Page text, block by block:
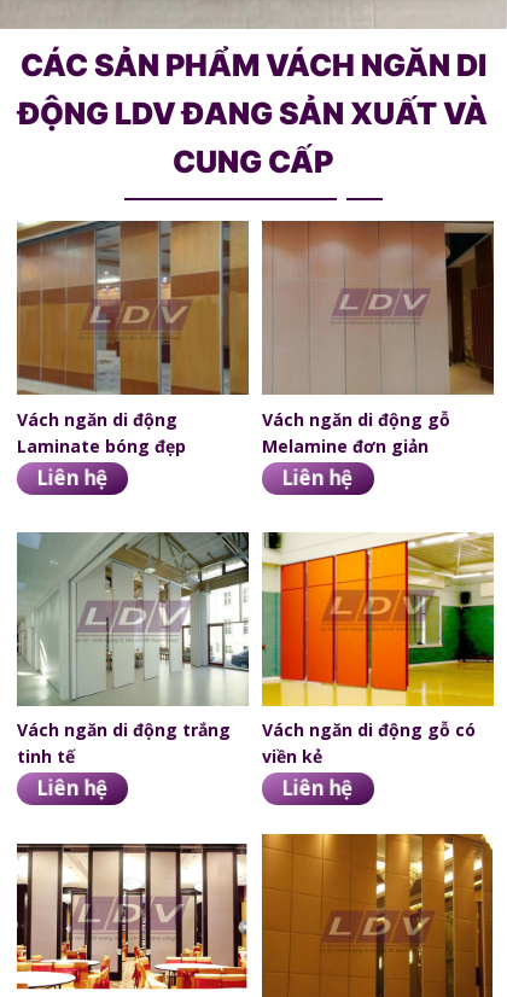
CÁC SẢN PHẨM VÁCH NGĂN DI
ĐỘNG LDV ĐANG SẢN XUẤT VÀ
CUNG CẤP
Vách ngăn di động trắng
tinh tế
Liên hệ
Vách ngăn di động gỗ có
viền kẻ
Liên hệ
Vách ngăn di động gỗ
Melamine đơn giản
Liên hệ
Vách ngăn di động
Laminate bóng đẹp
Liên hệ